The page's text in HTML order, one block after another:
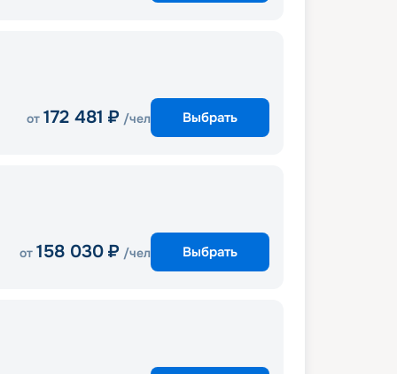
от 172 481 ₽ /чел Выбрать
от 158 030 ₽ /чел Выбрать